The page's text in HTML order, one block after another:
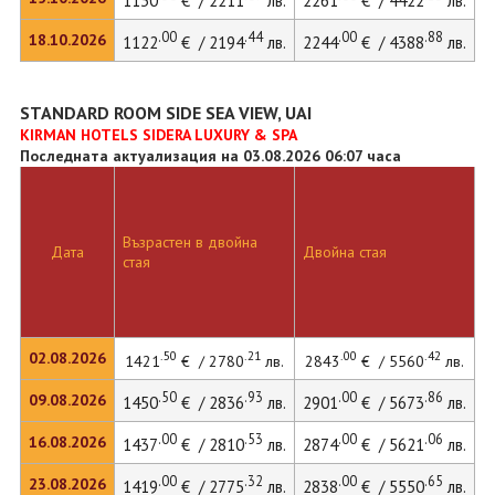
18.10.2026
1122.00€ / 2194.44лв. 2244.00€ / 4388.88 лв.
STANDARD ROOM SIDE SEA VIEW, UAI
KIRMAN HOTELS SIDERA LUXURY & SPA
Последната актуализация на 03.08.2026 06:07 часа
Дата
02.08.2026
09.08.2026
16.08.2026
23.08.2026
Възрастен в двойна
стая
Двойна стая
1421.50 € / 2780.21лв. 2843.00 € / 5560.42лв.
1450.50€ / 2836.93 лв. 2901.00€ / 5673.86 лв.
1437.00€ / 2810.53 лв. 2874.00€ / 5621.06 лв.
1419.00€ / 2775.32 лв. 2838.00€ / 5550.65 лв.